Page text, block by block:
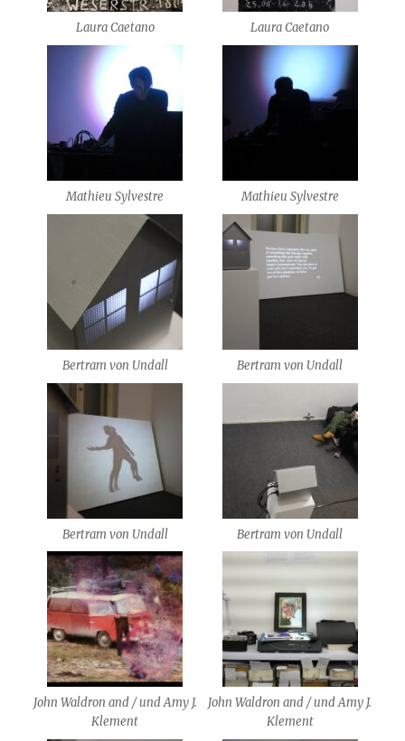
Laura Caetano Laura Caetano
Mathieu Sylvestre Mathieu Sylvestre
Bertram von Undall Bertram von Undall
Bertram von Undall Bertram von Undall
John Waldron and / und Amy J.
Klement
John Waldron and / und Amy J.
Klement